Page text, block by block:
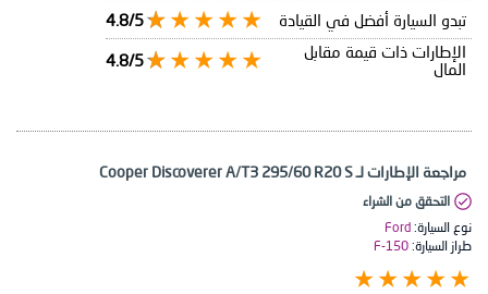
تبدو السيارة أفضل في القيادة
4.8/5
الإطارات ذات قيمة مقابل
المال
4.8/5
مراجعة الإطارات لـ Cooper Discoverer A/T3 295/60 R20 S
التحقق من الشراء
نوع السيارة: Ford
طراز السيارة: F-150